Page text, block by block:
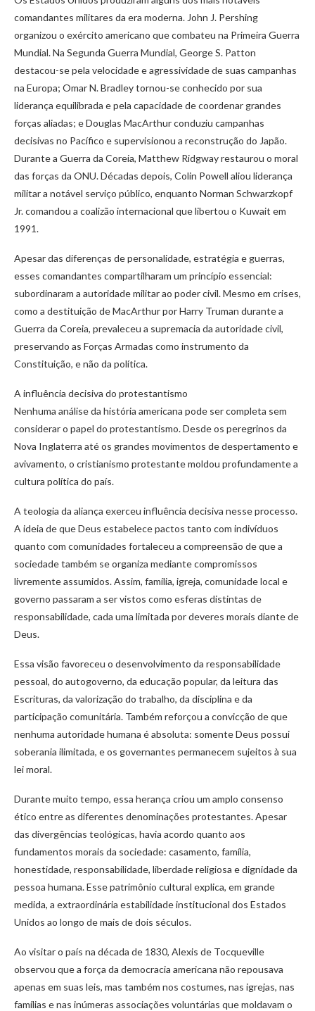
comandantes militares da era moderna. John J. Pershing
organizou o exército americano que combateu na Primeira Guerra
Mundial. Na Segunda Guerra Mundial, George S. Patton
destacou-se pela velocidade e agressividade de suas campanhas
na Europa; Omar N. Bradley tornou-se conhecido por sua
liderança equilibrada e pela capacidade de coordenar grandes
forças aliadas; e Douglas MacArthur conduziu campanhas
decisivas no Pacífico e supervisionou a reconstrução do Japão.
Durante a Guerra da Coreia, Matthew Ridgway restaurou o moral
das forças da ONU. Décadas depois, Colin Powell aliou liderança
militar a notável serviço público, enquanto Norman Schwarzkopf
Jr. comandou a coalizão internacional que libertou o Kuwait em
1991.
Apesar das diferenças de personalidade, estratégia e guerras,
esses comandantes compartilharam um princípio essencial:
subordinaram a autoridade militar ao poder civil. Mesmo em crises,
como a destituição de MacArthur por Harry Truman durante a
Guerra da Coreia, prevaleceu a supremacia da autoridade civil,
preservando as Forças Armadas como instrumento da
Constituição, e não da política.
A influência decisiva do protestantismo
Nenhuma análise da história americana pode ser completa sem
considerar o papel do protestantismo. Desde os peregrinos da
Nova Inglaterra até os grandes movimentos de despertamento e
avivamento, o cristianismo protestante moldou profundamente a
cultura política do país.
A teologia da aliança exerceu influência decisiva nesse processo.
A ideia de que Deus estabelece pactos tanto com indivíduos
quanto com comunidades fortaleceu a compreensão de que a
sociedade também se organiza mediante compromissos
livremente assumidos. Assim, família, igreja, comunidade local e
governo passaram a ser vistos como esferas distintas de
responsabilidade, cada uma limitada por deveres morais diante de
Deus.
Essa visão favoreceu o desenvolvimento da responsabilidade
pessoal, do autogoverno, da educação popular, da leitura das
Escrituras, da valorização do trabalho, da disciplina e da
participação comunitária. Também reforçou a convicção de que
nenhuma autoridade humana é absoluta: somente Deus possui
soberania ilimitada, e os governantes permanecem sujeitos à sua
lei moral.
Durante muito tempo, essa herança criou um amplo consenso
ético entre as diferentes denominações protestantes. Apesar
das divergências teológicas, havia acordo quanto aos
fundamentos morais da sociedade: casamento, família,
honestidade, responsabilidade, liberdade religiosa e dignidade da
pessoa humana. Esse patrimônio cultural explica, em grande
medida, a extraordinária estabilidade institucional dos Estados
Unidos ao longo de mais de dois séculos.
Ao visitar o país na década de 1830, Alexis de Tocqueville
observou que a força da democracia americana não repousava
apenas em suas leis, mas também nos costumes, nas igrejas, nas
famílias e nas inúmeras associações voluntárias que moldavam o